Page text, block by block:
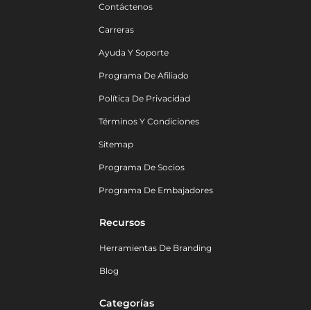
Contáctenos
Carreras
Ayuda Y Soporte
Programa De Afiliado
Política De Privacidad
Términos Y Condiciones
Sitemap
Programa De Socios
Programa De Embajadores
Recursos
Herramientas De Branding
Blog
Categorías